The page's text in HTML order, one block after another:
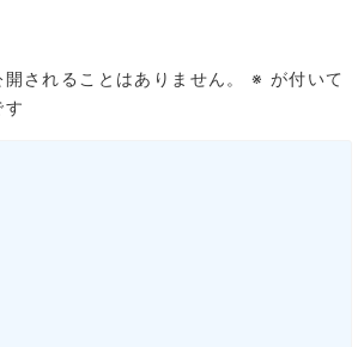
されることはありません。 ※ が付いて
す